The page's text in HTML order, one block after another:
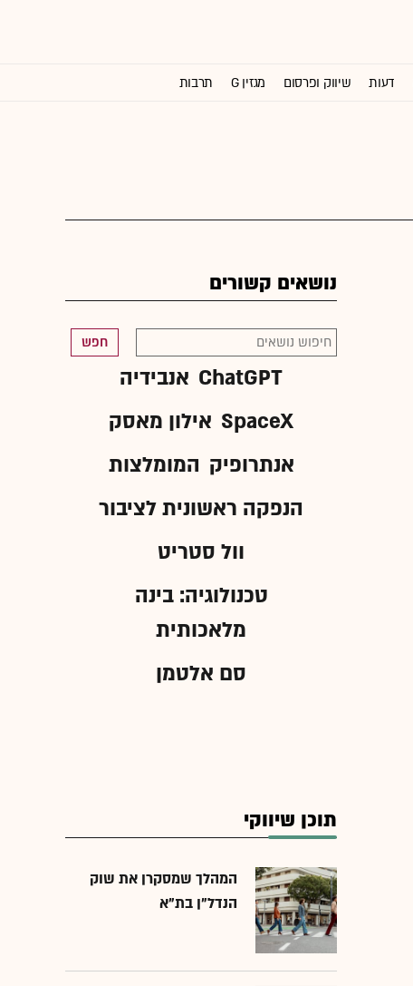
דעות שיווק ופרסום מגזין G תרבות
נושאים קשורים
חפש
ChatGPT אנבידיה
SpaceX אילון מאסק
אנתרופיק המומלצות
הנפקה ראשונית לציבור
וול סטריט
טכנולוגיה: בינה
מלאכותית
סם אלטמן
תוכן שיווקי
המהלך שמסקרן את שוק
הנדל"ן בת"א